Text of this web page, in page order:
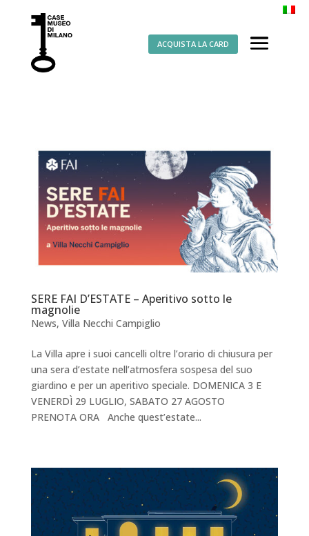
ACQUISTA LA CARD
SERE FAI D’ESTATE – Aperitivo sotto le
magnolie
News, Villa Necchi Campiglio
La Villa apre i suoi cancelli oltre l’orario di chiusura per
una sera d’estate nell’atmosfera sospesa del suo
giardino e per un aperitivo speciale. DOMENICA 3 E
VENERDÌ 29 LUGLIO, SABATO 27 AGOSTO
PRENOTA ORA Anche quest’estate...